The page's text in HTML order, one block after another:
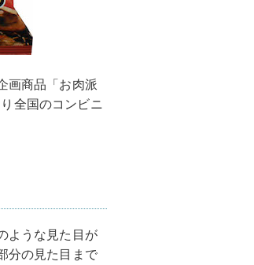
画商品「お肉派
全国のコンビニ
ような見た目が
分の見た目まで